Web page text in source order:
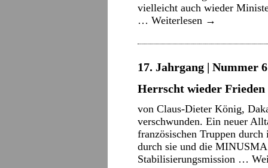
vielleicht auch wieder
… Weiterlesen →
17. Jahrgang | Nummer
Herrscht wieder
von Claus-Dieter König,
verschwunden. Ein neuer
französischen Truppen
durch sie und die
Stabilisierungsmission …